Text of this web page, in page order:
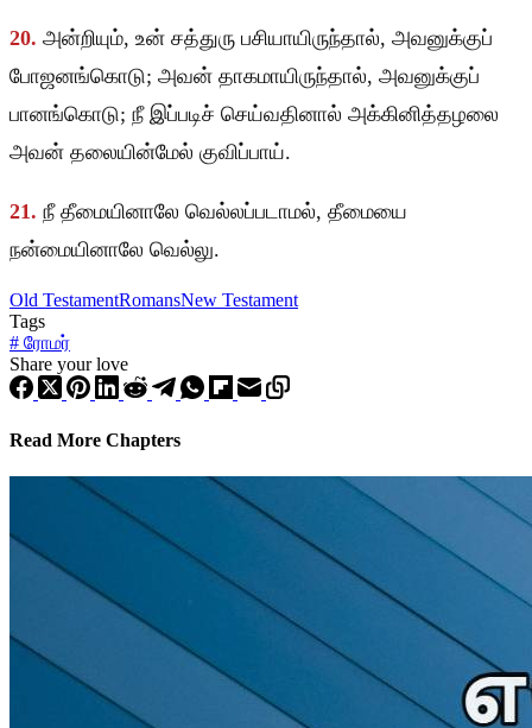
20. அன்றியும், உன் சத்துரு பசியாயிருந்தால், அவனுக்குப்
போஜனங்கொடு; அவன் தாகமாயிருந்தால், அவனுக்குப்
பானங்கொடு; நீ இப்படிச் செய்வதினால் அக்கினித்தழலை
அவன் தலையின்மேல் குவிப்பாய்.
21. நீ தீமையினாலே வெல்லப்படாமல், தீமையை
நன்மையினாலே வெல்லு.
Old TestamentRomansNew Testament
Tags
# ரோமர்
Share your love
Read More Chapters